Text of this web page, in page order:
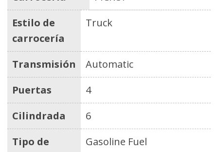
Estilo de
carrocería
Truck
Transmisión
Automatic
Puertas
4
Cilindrada
6
Tipo de
Gasoline Fuel